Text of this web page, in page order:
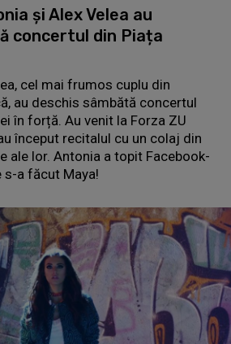
și Alex Velea au
concertul din Piața
cel mai frumos cuplu din
au deschis sâmbătă concertul
în forță. Au venit la Forza ZU
început recitalul cu un colaj din
ale lor. Antonia a topit Facebook-
s-a făcut Maya!